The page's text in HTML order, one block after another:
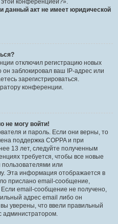
этой конференцией?».
данный акт не имеет юридической
отключил регистрацию новых
он заблокировал ваш IP-адрес или
зарегистрироваться.
конференции.
не могу войти!
и пароль. Если они верны, то
поддержка COPPA и при
13 лет, следуйте полученным
требуется, чтобы все новые
или
Эта информация отображается в
прислано email-сообщение,
email-сообщение не получено,
адрес email либо он
уверены, что ввели правильный
администратором.